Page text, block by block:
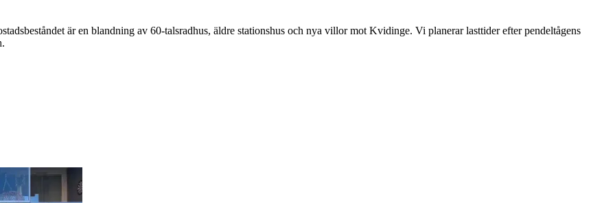
är en blandning av 60-talsradhus, äldre stationshus och nya villor mot Kvidinge. Vi planerar lasttider efter pendeltågens